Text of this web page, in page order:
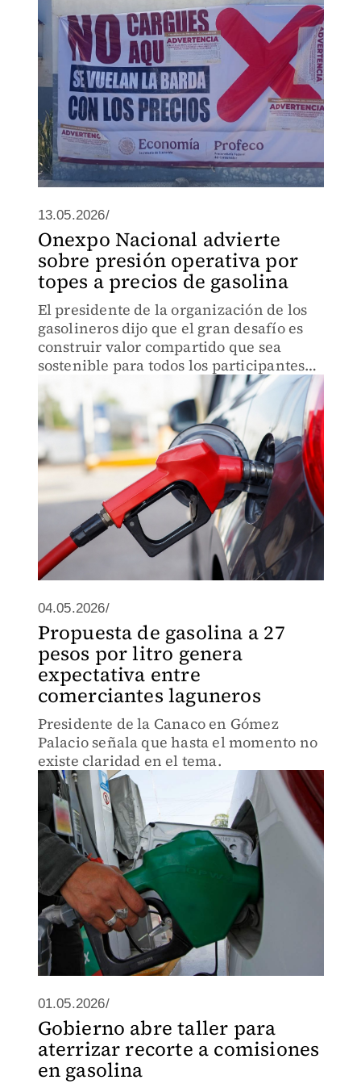
13.05.2026/
Onexpo Nacional advierte
sobre presión operativa por
topes a precios de gasolina
El presidente de la organización de los
gasolineros dijo que el gran desafío es
construir valor compartido que sea
sostenible para todos los participantes
de la cadena.
04.05.2026/
Propuesta de gasolina a 27
pesos por litro genera
expectativa entre
comerciantes laguneros
Presidente de la Canaco en Gómez
Palacio señala que hasta el momento no
existe claridad en el tema.
01.05.2026/
Gobierno abre taller para
aterrizar recorte a comisiones
en gasolina